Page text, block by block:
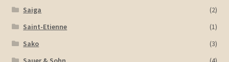
Saiga
(2)
Saint-Etienne
(1)
Sako
(3)